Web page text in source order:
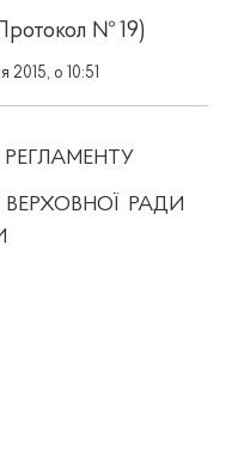
№ 19)
2015, о 10:51
РЕГЛАМЕНТУ
ВЕРХОВНОЇ
РАДИ